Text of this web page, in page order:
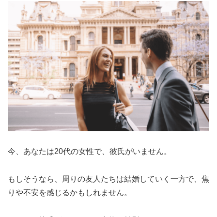
今、あなたは20代の女性で、彼氏がいません。
もしそうなら、周りの友人たちは結婚していく一方で、焦
りや不安を感じるかもしれません。